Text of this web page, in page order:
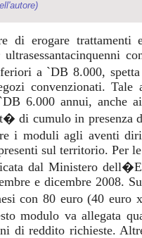
di erogare trattamenti
a `DB 8.000,
convenzionati. Tale
6.000 annui, anche
di cumulo in
i moduli agli aventi
sul territorio. Per
dal Ministero
e dicembre 2008.
con 80 euro (40 euro
modulo va allegata
di reddito richieste.